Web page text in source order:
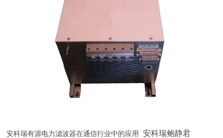
安科瑞有源电力滤波器在通信行业中的应用
安科瑞鲍静君